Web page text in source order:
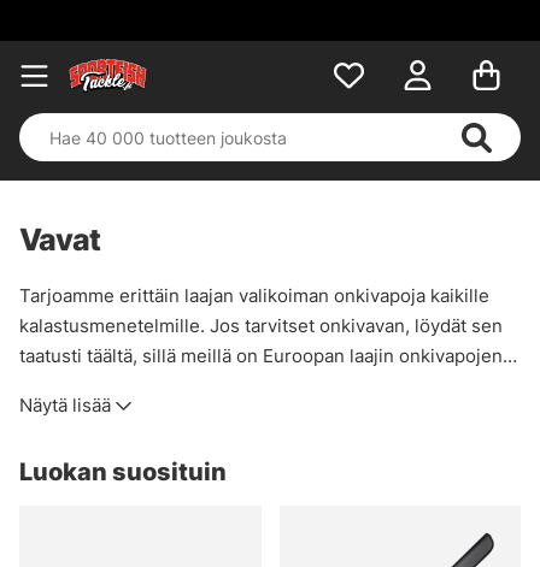
Vavat
Tarjoamme erittäin laajan valikoiman onkivapoja kaikille
kalastusmenetelmille. Jos tarvitset onkivavan, löydät sen
taatusti täältä, sillä meillä on Euroopan laajin onkivapojen
Näytä lisää
Luokan suosituin